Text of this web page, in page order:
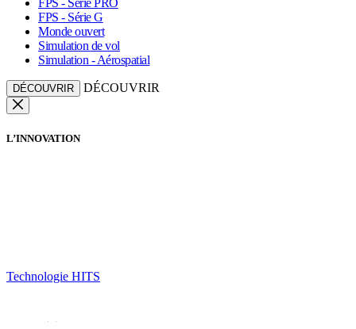
FPS - Série PRO
FPS - Série G
Monde ouvert
Simulation de vol
Simulation - Aérospatial
DÉCOUVRIR DÉCOUVRIR
L’INNOVATION
Technologie HITS